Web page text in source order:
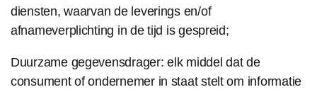
diensten, waarvan de leverings en/of
afnameverplichting in de tijd is gespreid;
Duurzame gegevensdrager: elk middel dat de
consument of ondernemer in staat stelt om informatie